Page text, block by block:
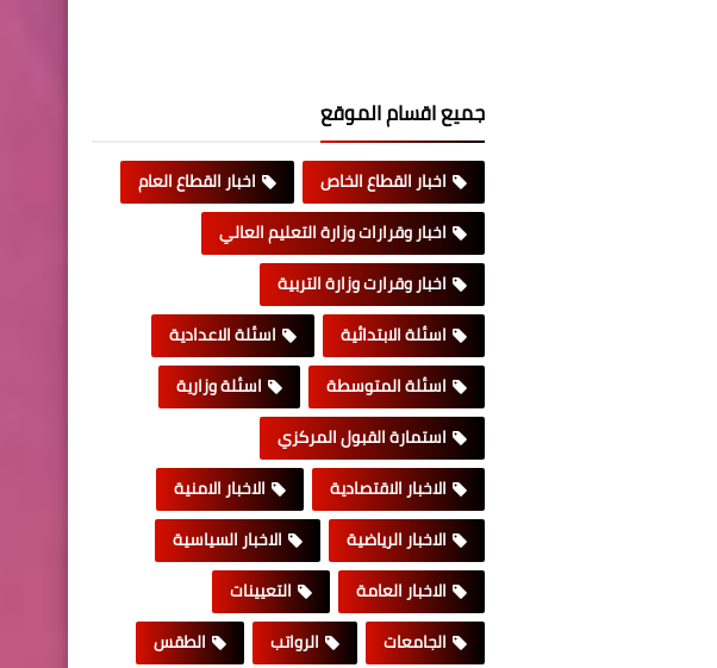
جميع اقسام الموقع
اخبار القطاع الخاص
اخبار القطاع العام
اخبار وقرارات وزارة التعليم العالي
اخبار وقرارت وزارة التربية
اسئلة الابتدائية
اسئلة الاعدادية
اسئلة المتوسطة
اسئلة وزارية
استمارة القبول المركزي
الاخبار الاقتصادية
الاخبار الامنية
الاخبار الرياضية
الاخبار السياسية
الاخبار العامة
التعيينات
الجامعات
الرواتب الطقس